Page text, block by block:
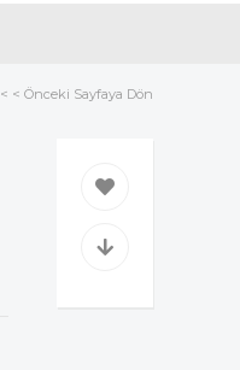
< < Önceki Sayfaya Dön